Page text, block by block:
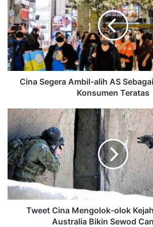
Cina Segera Ambil-alih AS
Konsumen Teratas
Tweet Cina Mengolok-olok
Australia Bikin Sewod